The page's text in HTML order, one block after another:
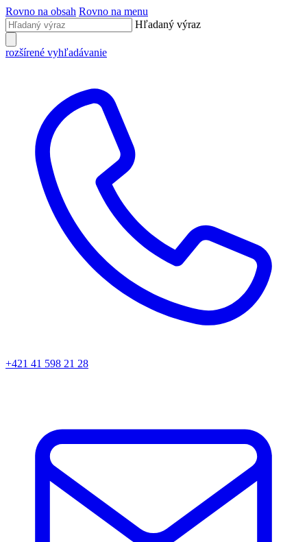
Rovno na obsah Rovno na menu
Hľadaný výraz
rozšírené vyhľadávanie
+421 41 598 21 28